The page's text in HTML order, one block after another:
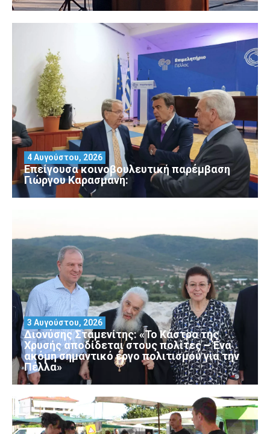
Επείγουσα κοινοβουλευτική παρέμβαση
Γιώργου Καρασμάνη:
4 Αυγούστου, 2026
Διονύσης Σταμενίτης: «Το Κάστρο της
Χρυσής αποδίδεται στους πολίτες – Ένα
ακόμη σημαντικό έργο πολιτισμού για την
Πέλλα»
3 Αυγούστου, 2026